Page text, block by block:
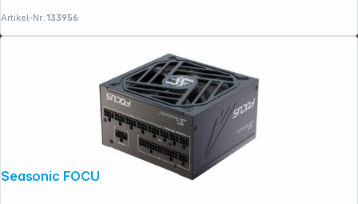
Artikel-Nr.:133956
Seasonic FOCUS GX-850 ATX 3.1